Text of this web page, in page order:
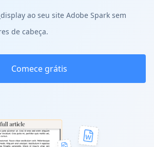
ao seu site Adobe Spark sem
de cabeça.
Comece grátis